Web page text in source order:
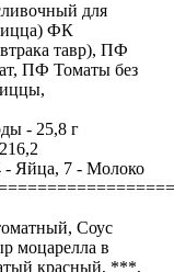
для
ФК
тавр), ПФ
ПФ Томаты без
- 25,8 г
- Яйца, 7 - Молоко
Соус
в
красный, ***,